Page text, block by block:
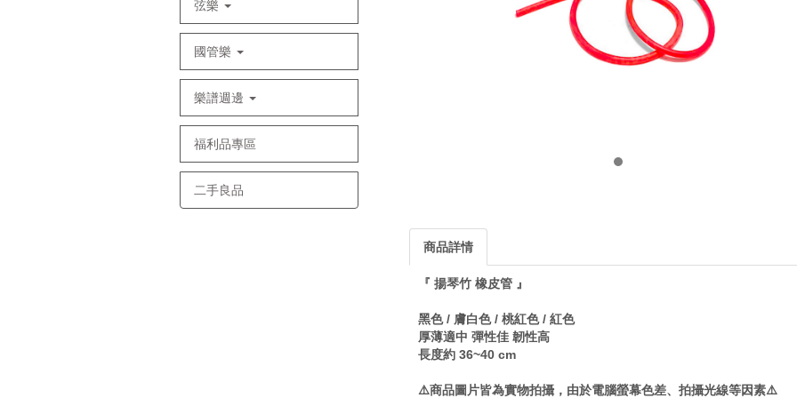
弦樂
國管樂
樂譜週邊
福利品專區
二手良品
商品詳情
『 揚琴竹 橡皮管 』
黑色 / 膚白色 / 桃紅色 / 紅色
厚薄適中 彈性佳 韌性高
長度約 36~40 cm
⚠️商品圖片皆為實物拍攝，由於電腦螢幕色差、拍攝光線等因素⚠️